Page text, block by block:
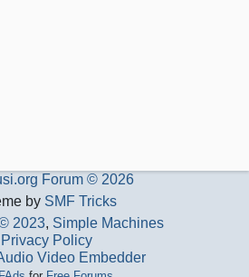
Forum © 2026
by SMF Tricks
2023, Simple Machines
Privacy Policy
Video Embedder